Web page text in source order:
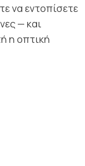
να εντοπίσετε
— και
η οπτική